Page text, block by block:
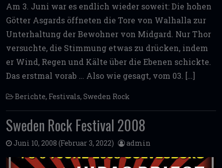
Am 3. Juni war es endlich wieder soweit: Die hohen
Götter Asgards öffneten die Tore von Walhalla zur
Unterhaltung der Bewohner von Midgard. Nur Thor
versuchte, die Stimmung etwas zu drücken, indem
er Wind, Regen und Kälte über die Ebenen schickte.
Das erstmal vorab … Also wie gesagt, vom 03. […]
Berichte, Festivals, Sweden Rock
Sweden Rock Festival 2008
Juni 10, 2008 (Februar 3, 2022) admin